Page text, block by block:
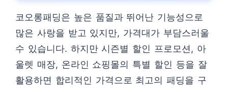
코오롱패딩은 높은 품질과 뛰어난 기능성으로
많은 사랑을 받고 있지만, 가격대가 부담스러울
수 있습니다. 하지만 시즌별 할인 프로모션, 아
울렛 매장, 온라인 쇼핑몰의 특별 할인 등을 잘
활용하면 합리적인 가격으로 최고의 패딩을 구